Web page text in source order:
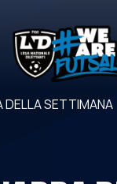
DELLA SETTIMANA